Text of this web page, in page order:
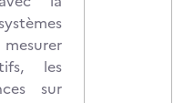
les
sur